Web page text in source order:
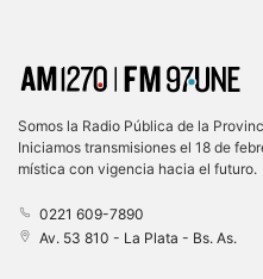
Somos la Radio Pública de la
Iniciamos transmisiones el 18 de
mística con vigencia hacia el futuro.
0221 609-7890
Av. 53 810 - La Plata - Bs. As.